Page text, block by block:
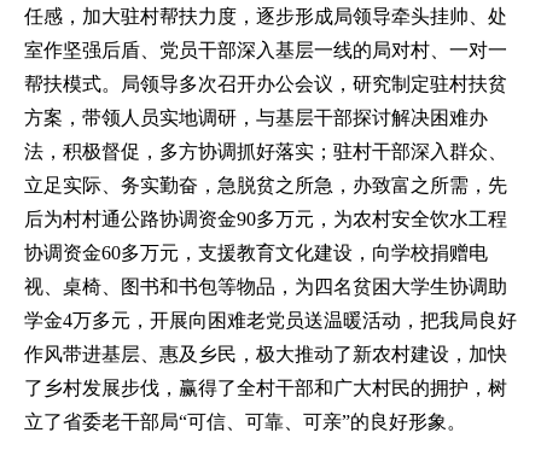
任感，加大驻村帮扶力度，逐步形成局领导牵头挂帅、处
室作坚强后盾、党员干部深入基层一线的局对村、一对一
帮扶模式。局领导多次召开办公会议，研究制定驻村扶贫
方案，带领人员实地调研，与基层干部探讨解决困难办
法，积极督促，多方协调抓好落实；驻村干部深入群众、
立足实际、务实勤奋，急脱贫之所急，办致富之所需，先
后为村村通公路协调资金90多万元，为农村安全饮水工程
协调资金60多万元，支援教育文化建设，向学校捐赠电
视、桌椅、图书和书包等物品，为四名贫困大学生协调助
学金4万多元，开展向困难老党员送温暖活动，把我局良好
作风带进基层、惠及乡民，极大推动了新农村建设，加快
了乡村发展步伐，赢得了全村干部和广大村民的拥护，树
立了省委老干部局“可信、可靠、可亲”的良好形象。